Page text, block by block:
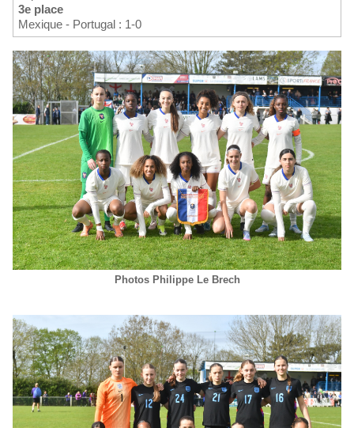
3e place
Mexique - Portugal : 1-0
Photos Philippe Le Brech